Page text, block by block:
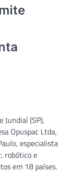
Jundiaí (SP),
Opuspac Ltda,
especialista
robótico e
em 18 países.